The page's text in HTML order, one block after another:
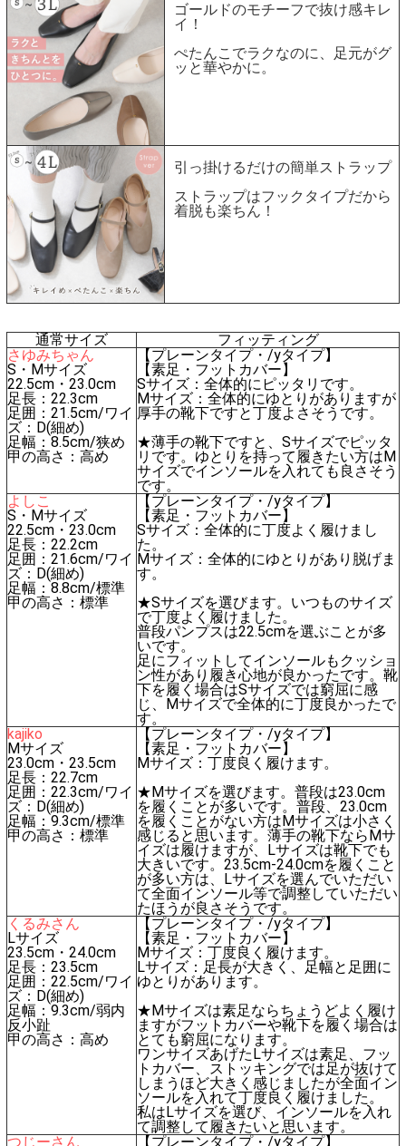
ゴールドのモチーフで抜け感キレ
イ！
ぺたんこでラクなのに、足元がグ
ッと華やかに。
引っ掛けるだけの簡単ストラップ
ストラップはフックタイプだから
着脱も楽ちん！
通常サイズ
フィッティング
さゆみちゃん
S・Mサイズ
22.5cm・23.0cm
足長：22.3cm
足囲：21.5cm/ワイ
ズ：D(細め)
足幅：8.5cm/狭め
甲の高さ：高め
【プレーンタイプ・/yタイプ】
【素足・フットカバー】
Sサイズ：全体的にピッタリです。
Mサイズ：全体的にゆとりがありますが
厚手の靴下ですと丁度よさそうです。
★薄手の靴下ですと、Sサイズでピッタ
リです。ゆとりを持って履きたい方はM
サイズでインソールを入れても良さそう
です。
よしこ
S・Mサイズ
22.5cm・23.0cm
足長：22.2cm
足囲：21.6cm/ワイ
ズ：D(細め)
足幅：8.8cm/標準
甲の高さ：標準
【プレーンタイプ・/yタイプ】
【素足・フットカバー】
Sサイズ：全体的に丁度よく履けまし
た。
Mサイズ：全体的にゆとりがあり脱げま
す。
★Sサイズを選びます。いつものサイズ
で丁度よく履けました。
普段パンプスは22.5cmを選ぶことが多
いです。
足にフィットしてインソールもクッショ
ン性があり履き心地が良かったです。靴
下を履く場合はSサイズでは窮屈に感
じ、Mサイズで全体的に丁度良かったで
す。
kajiko
Mサイズ
23.0cm・23.5cm
足長：22.7cm
足囲：22.3cm/ワイ
ズ：D(細め)
足幅：9.3cm/標準
甲の高さ：標準
【プレーンタイプ・/yタイプ】
【素足・フットカバー】
Mサイズ：丁度良く履けます。
★Mサイズを選びます。普段は23.0cm
を履くことが多いです。普段、23.0cm
を履くことがない方はMサイズは小さく
感じると思います。薄手の靴下ならMサ
イズは履けますが、Lサイズは靴下でも
大きいです。23.5cm-24.0cmを履くこと
が多い方は、Lサイズを選んでいただい
て全面インソール等で調整していただい
たほうが良さそうです。
くるみさん
Lサイズ
23.5cm・24.0cm
足長：23.5cm
足囲：22.5cm/ワイ
ズ：D(細め)
足幅：9.3cm/弱内
反小趾
甲の高さ：高め
【プレーンタイプ・/yタイプ】
【素足・フットカバー】
Mサイズ：丁度良く履けます。
Lサイズ：足長が大きく、足幅と足囲に
ゆとりがあります。
★Mサイズは素足ならちょうどよく履け
ますがフットカバーや靴下を履く場合は
とても窮屈になります。
ワンサイズあげたLサイズは素足、フッ
トカバー、ストッキングでは足が抜けて
しまうほど大きく感じましたが全面イン
ソールを入れて丁度良く履けました。
私はLサイズを選び、インソールを入れ
て調整して履きたいと思います。
つじーさん
【プレーンタイプ・/yタイプ】